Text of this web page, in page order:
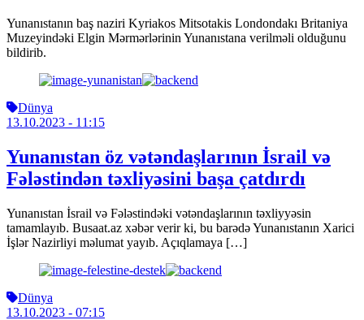
Yunanıstanın baş naziri Kyriakos Mitsotakis Londondakı Britaniya
Muzeyindəki Elgin Mərmərlərinin Yunanıstana verilməli olduğunu
bildirib.
Dünya
13.10.2023 - 11:15
Yunanıstan öz vətəndaşlarının İsrail və
Fələstindən təxliyəsini başa çatdırdı
Yunanıstan İsrail və Fələstindəki vətəndaşlarının təxliyyəsin
tamamlayıb. Busaat.az xəbər verir ki, bu barədə Yunanıstanın Xarici
İşlər Nazirliyi məlumat yayıb. Açıqlamaya […]
Dünya
13.10.2023 - 07:15